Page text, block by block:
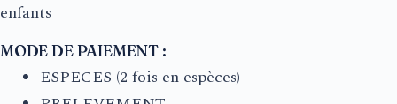
enfants
MODE DE PAIEMENT :
ESPECES (2 fois en espèces)